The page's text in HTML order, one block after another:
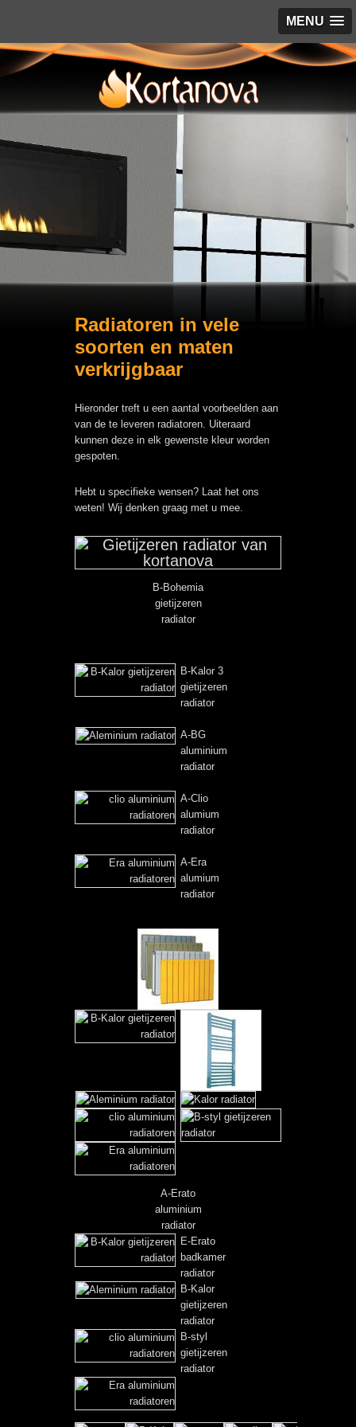
MENU
Radiatoren in vele
soorten en maten
verkrijgbaar
Hieronder treft u een aantal voorbeelden aan
van de te leveren radiatoren. Uiteraard
kunnen deze in elk gewenste kleur worden
gespoten.
Hebt u specifieke wensen? Laat het ons
weten! Wij denken graag met u mee.
B-Bohemia
gietijzeren
radiator
B-Kalor 3
gietijzeren
radiator
A-BG
aluminium
radiator
A-Clio
alumium
radiator
A-Era
alumium
radiator
A-Erato
aluminium
radiator
E-Erato
badkamer
radiator
B-Kalor
gietijzeren
radiator
B-styl
gietijzeren
radiator